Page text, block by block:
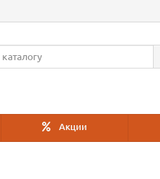
Акции